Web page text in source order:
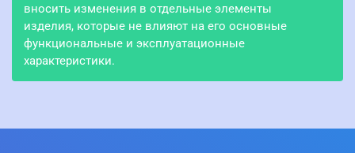
вносить изменения в отдельные элементы
изделия, которые не влияют на его основные
функциональные и эксплуатационные
характеристики.